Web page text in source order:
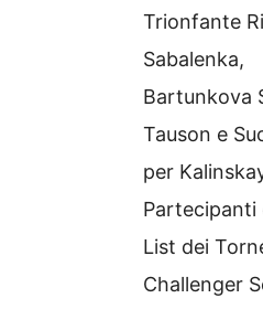
Trionfante
Sabalenka,
Bartunkova
Tauson e
per
Partecipanti
List dei
Challenger